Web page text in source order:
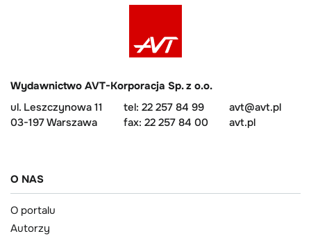
Wydawnictwo AVT-Korporacja Sp. z o.o.
ul. Leszczynowa 11
03-197 Warszawa
tel: 22 257 84 99
fax: 22 257 84 00
avt@avt.pl
avt.pl
O NAS
O portalu
Autorzy